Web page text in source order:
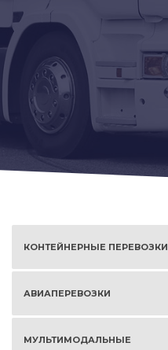
КОНТЕЙНЕРНЫЕ ПЕРЕВОЗКИ
АВИАПЕРЕВОЗКИ
МУЛЬТИМОДАЛЬНЫЕ